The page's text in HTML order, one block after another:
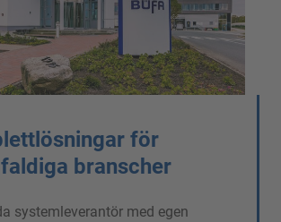
för
branscher
systemleverantör med egen